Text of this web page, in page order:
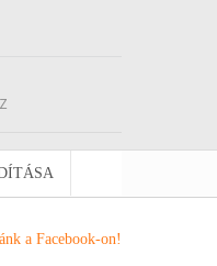
a Facebook-on!